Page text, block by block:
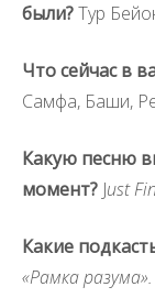
были?Тур
Что сейчас в
Самфа, Баши,
Какую песню
момент? Just
Какие
«Рамка разума».